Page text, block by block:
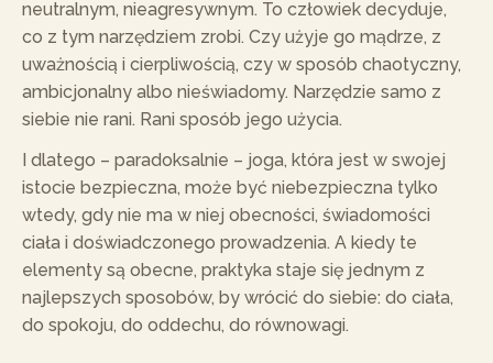
neutralnym, nieagresywnym. To człowiek decyduje,
co z tym narzędziem zrobi. Czy użyje go mądrze, z
uważnością i cierpliwością, czy w sposób chaotyczny,
ambicjonalny albo nieświadomy. Narzędzie samo z
siebie nie rani. Rani sposób jego użycia.
I dlatego – paradoksalnie – joga, która jest w swojej
istocie bezpieczna, może być niebezpieczna tylko
wtedy, gdy nie ma w niej obecności, świadomości
ciała i doświadczonego prowadzenia. A kiedy te
elementy są obecne, praktyka staje się jednym z
najlepszych sposobów, by wrócić do siebie: do ciała,
do spokoju, do oddechu, do równowagi.